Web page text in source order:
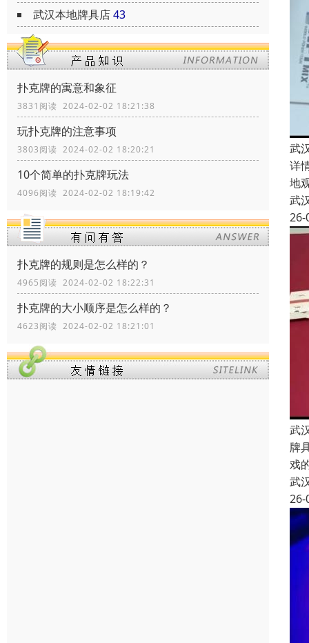
武汉本地牌具店43
扑克牌的寓意和象征
3831阅读 2024-02-02 18:21:38
玩扑克牌的注意事项
3803阅读 2024-02-02 18:20:21
10个简单的扑克牌玩法
4096阅读 2024-02-02 18:19:42
扑克牌的规则是怎么样的？
4965阅读 2024-02-02 18:22:31
扑克牌的大小顺序是怎么样的？
4623阅读 2024-02-02 18:21:01
武
详
地
武
26-
武
牌
戏
武
26-